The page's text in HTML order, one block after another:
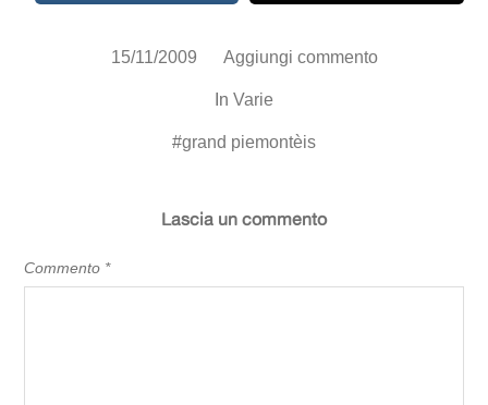
15/11/2009 Aggiungi commento
In Varie
#grand piemontèis
Lascia un commento
Commento *